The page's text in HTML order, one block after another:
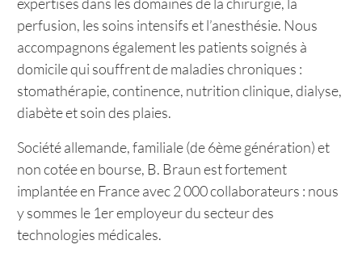
perfusion, les soins intensifs et l’anesthésie. Nous
accompagnons également les patients soignés à
domicile qui souffrent de maladies chroniques :
stomathérapie, continence, nutrition clinique, dialyse,
diabète et soin des plaies.
Société allemande, familiale (de 6ème génération) et
non cotée en bourse, B. Braun est fortement
implantée en France avec 2 000 collaborateurs : nous
y sommes le 1er employeur du secteur des
technologies médicales.